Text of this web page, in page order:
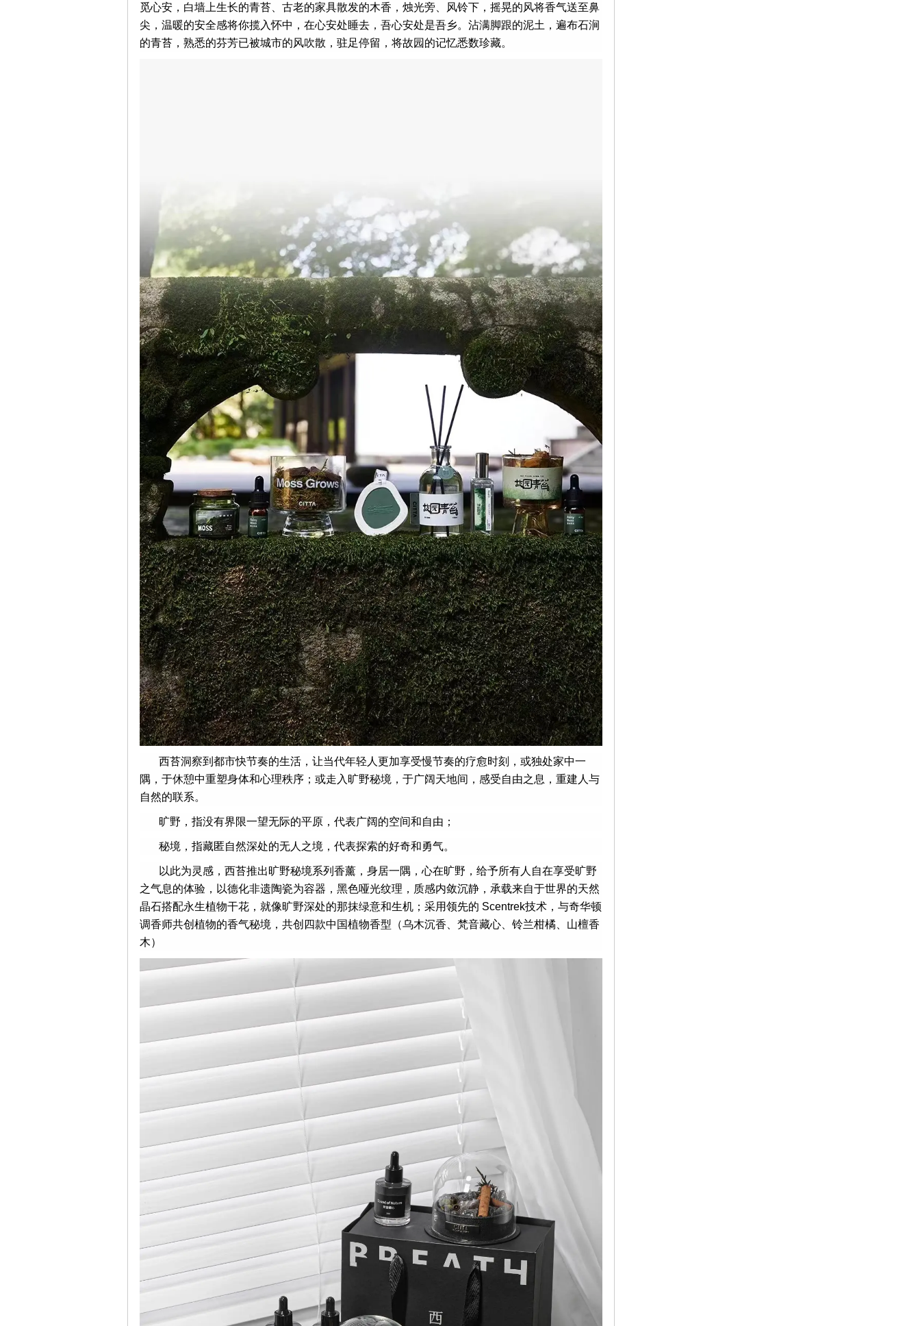
觅心安，白墙上生长的青苔、古老的家具散发的木香，烛光旁、风铃下，摇晃的风将香气送至鼻
尖，温暖的安全感将你揽入怀中，在心安处睡去，吾心安处是吾乡。沾满脚跟的泥土，遍布石涧
的青苔，熟悉的芬芳已被城市的风吹散，驻足停留，将故园的记忆悉数珍藏。
西苔洞察到都市快节奏的生活，让当代年轻人更加享受慢节奏的疗愈时刻，或独处家中一
隅，于休憩中重塑身体和心理秩序；或走入旷野秘境，于广阔天地间，感受自由之息，重建人与
自然的联系。
旷野，指没有界限一望无际的平原，代表广阔的空间和自由；
秘境，指藏匿自然深处的无人之境，代表探索的好奇和勇气。
以此为灵感，西苔推出旷野秘境系列香薰，身居一隅，心在旷野，给予所有人自在享受旷野
之气息的体验，以德化非遗陶瓷为容器，黑色哑光纹理，质感内敛沉静，承载来自于世界的天然
晶石搭配永生植物干花，就像旷野深处的那抹绿意和生机；采用领先的 Scentrek技术，与奇华顿
调香师共创植物的香气秘境，共创四款中国植物香型（乌木沉香、梵音藏心、铃兰柑橘、山檀香
木）